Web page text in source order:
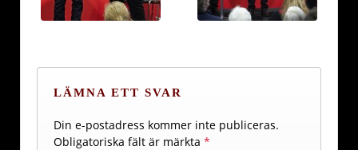
LÄMNA ETT SVAR
Din e-postadress kommer inte publiceras.
Obligatoriska fält är märkta *